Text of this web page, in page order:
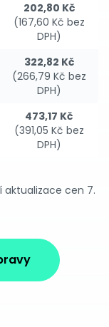
202,80 Kč
(167,60 Kč bez
DPH)
322,82 Kč
(266,79 Kč bez
DPH)
473,17 Kč
(391,05 Kč bez
DPH)
cen 7.